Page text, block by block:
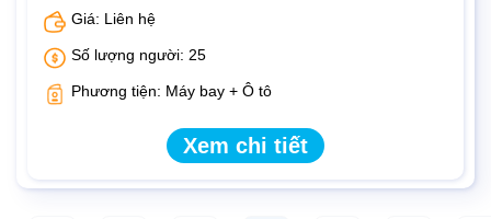
Giá: Liên hệ
Số lượng người: 25
Phương tiện: Máy bay + Ô tô
Xem chi tiết